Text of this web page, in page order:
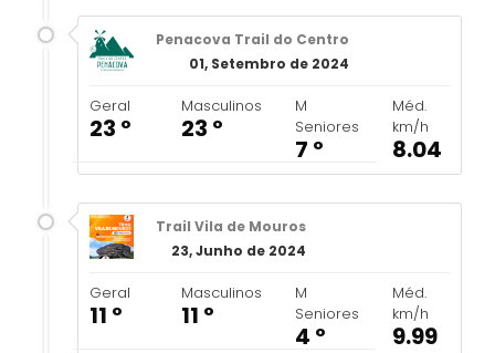
Penacova Trail do Centro
01, Setembro de 2024
Geral
23 º
Masculinos
23 º
M
Seniores
7 º
Méd.
km/h
8.04
Trail Vila de Mouros
23, Junho de 2024
Geral
11 º
Masculinos
11 º
M
Seniores
4 º
Méd.
km/h
9.99